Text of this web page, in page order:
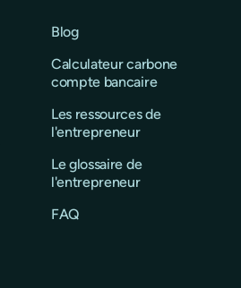
Blog
Calculateur carbone
compte bancaire
Les ressources de
l'entrepreneur
Le glossaire de
l'entrepreneur
FAQ